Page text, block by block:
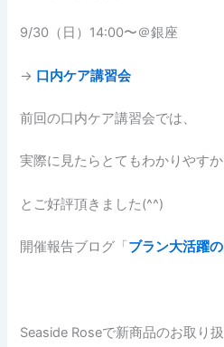
9/30（日）14:00〜＠銀座
→ 口内ケア講習会
前回の口内ケア講習会では、
実際に見たらとてもわかりやすか
とご好評頂きました(^^)
開催報告ブログ「ブラン大活躍
Seaside Roseで新商品のお取り